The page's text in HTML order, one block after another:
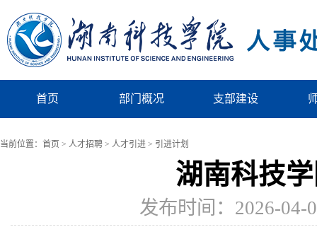
首页 部门概况 支部建设
当前位置： 首页 > 人才招聘 > 人才引进 > 引进计划
湖南科技
发布时间：2026-